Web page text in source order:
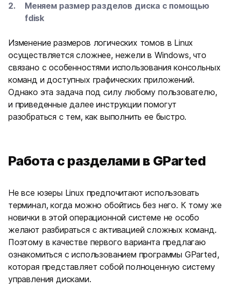
Меняем размер разделов диска с помощью
fdisk
Изменение размеров логических томов в Linux
осуществляется сложнее, нежели в Windows, что
связано с особенностями использования консольных
команд и доступных графических приложений.
Однако эта задача под силу любому пользователю,
и приведенные далее инструкции помогут
разобраться с тем, как выполнить ее быстро.
Работа с разделами в GParted
Не все юзеры Linux предпочитают использовать
терминал, когда можно обойтись без него. К тому же
новички в этой операционной системе не особо
желают разбираться с активацией сложных команд.
Поэтому в качестве первого варианта предлагаю
ознакомиться с использованием программы GParted,
которая представляет собой полноценную систему
управления дисками.